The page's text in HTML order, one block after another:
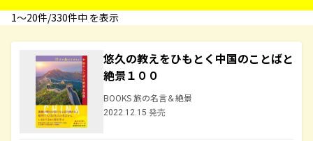
1〜20件/330件中 を表示
悠久の教えをひもとく中国のことばと
絶景１００
BOOKS 旅の名言＆絶景
2022.12.15 発売